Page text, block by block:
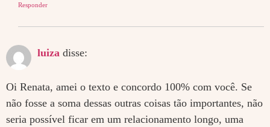
Responder
luiza disse:
Oi Renata, amei o texto e concordo 100% com você. Se
não fosse a soma dessas outras coisas tão importantes, não
seria possível ficar em um relacionamento longo, uma